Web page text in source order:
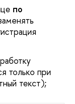
по
только при
текст);